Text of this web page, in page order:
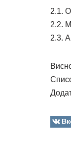
2.1.
2.2.
2.3.